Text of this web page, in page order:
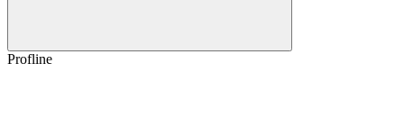
Profline